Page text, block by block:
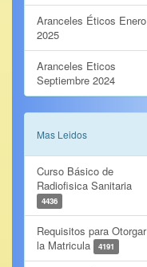
Aranceles Éticos Enero
2025
Aranceles Eticos
Septiembre 2024
Mas Leidos
Curso Básico de
Radiofisica Sanitaria
4436
Requisitos para Otorgar
la Matricula
4191